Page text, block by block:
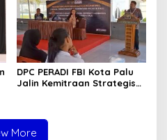
DPC PERADI FBI Kota Palu
Jalin Kemitraan Strategis
More